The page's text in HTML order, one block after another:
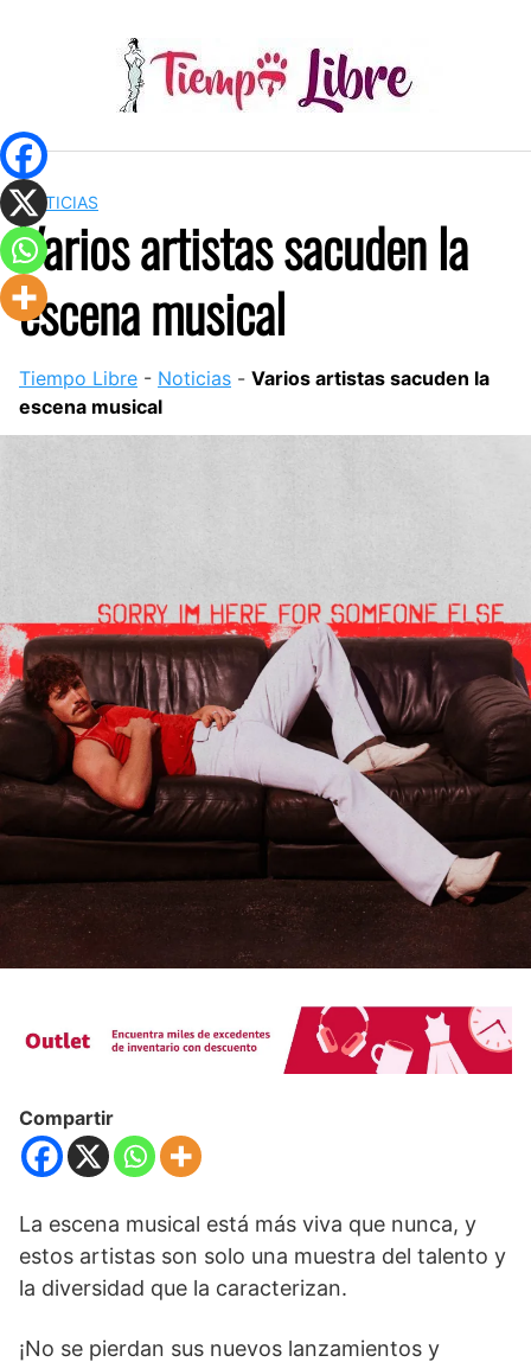
NOTICIAS
Varios artistas sacuden la
escena musical
Tiempo Libre - Noticias - Varios artistas sacuden la
escena musical
Compartir
La escena musical está más viva que nunca, y
estos artistas son solo una muestra del talento y
la diversidad que la caracterizan.
¡No se pierdan sus nuevos lanzamientos y